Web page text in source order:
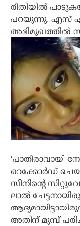
രീതിയില്‍
പറയുന്നു. എസ്
അഭിമുഖത്തില്‍
‘പാതിരാവായി
റെക്കോര്‍ഡ്
സീനിന്റെ
ലാല്‍
അതിന് മുമ്പ്